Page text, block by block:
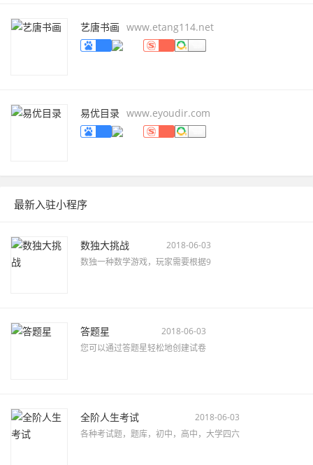
艺唐书画 www.etang114.net
易优目录 www.eyoudir.com
最新入驻小程序
数独大挑战
2018-06-03
数独一种数学游戏，玩家需要根据9
答题星
2018-06-03
您可以通过答题星轻松地创建试卷
全阶人生考试
2018-06-03
各种考试题，题库，初中，高中，大学四六